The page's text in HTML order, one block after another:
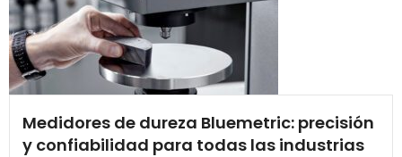
Medidores de dureza Bluemetric: precisión
y confiabilidad para todas las industrias